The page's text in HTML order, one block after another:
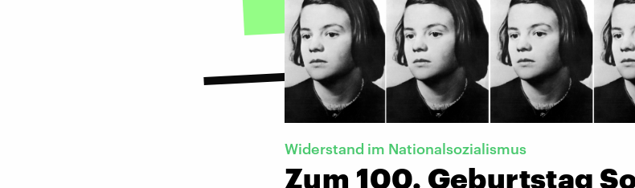
Widerstand im Nationalsozialismus
Zum 100. Geburtstag